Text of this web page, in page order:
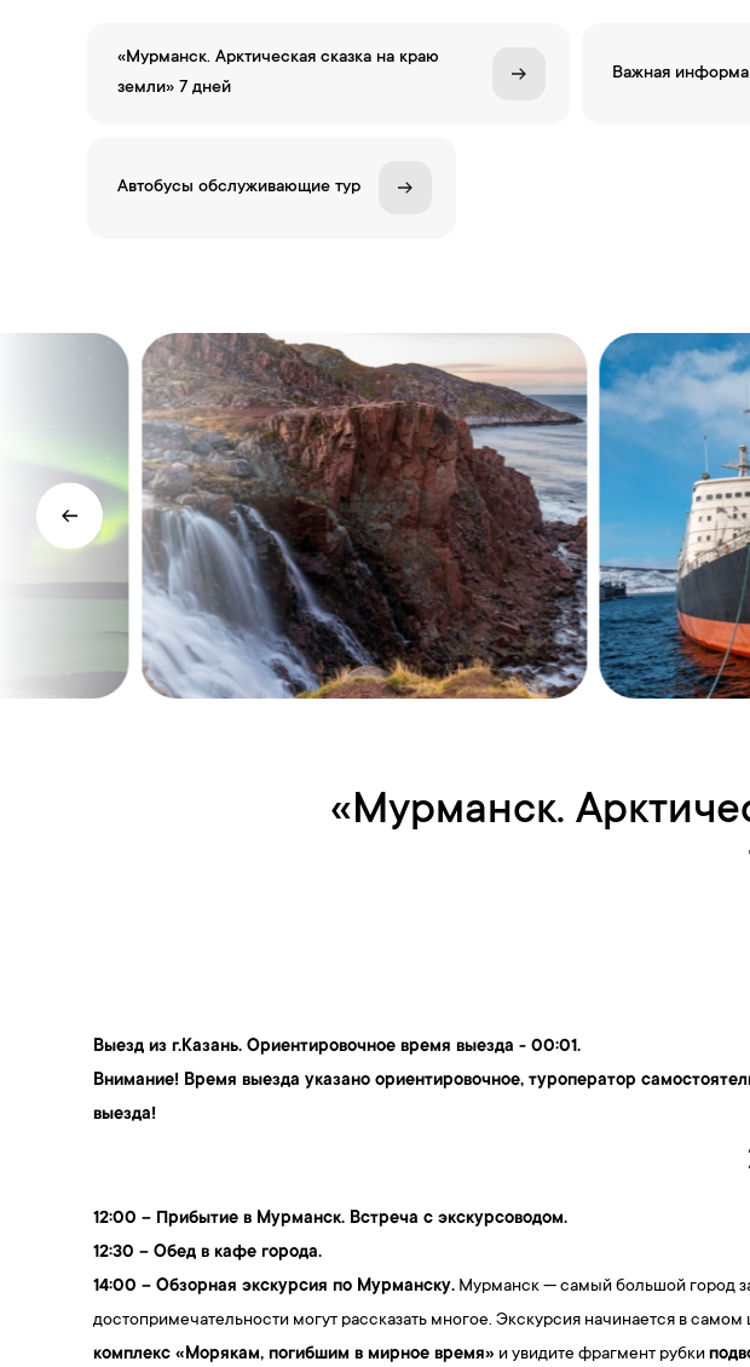
«Мурманск. Арктическая сказка на краю
земли» 7 дней
Важная
Автобусы обслуживающие тур
«Мурманск.
Выезд из г.Казань. Ориентировочное время выезда - 00:01.
Внимание! Время выезда указано ориентировочное, туроператор
выезда!
12:00 – Прибытие в Мурманск. Встреча с экскурсоводом.
12:30 – Обед в кафе города.
14:00 – Обзорная экскурсия по Мурманску. Мурманск — самый большой город
достопримечательности могут рассказать многое. Экскурсия начинается в
комплекс «Морякам, погибшим в мирное время» и увидите фрагмент рубки